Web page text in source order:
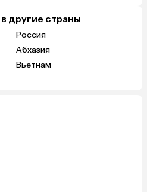
другие страны
Россия
Абхазия
Вьетнам